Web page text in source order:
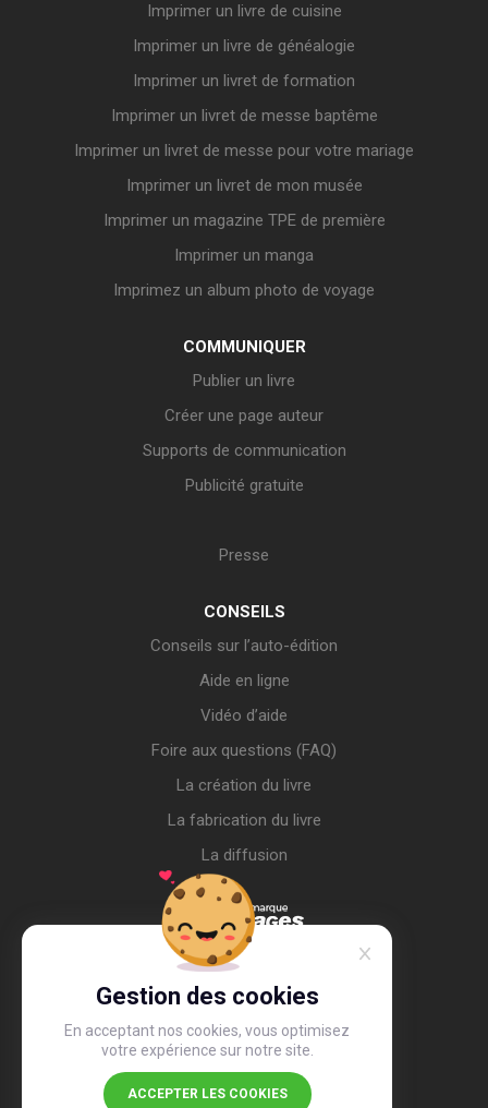
Gestion des cookies
En acceptant nos cookies, vous optimisez
votre expérience sur notre site.
ACCEPTER LES COOKIES
Imprimer un livre de cuisine
Imprimer un livre de généalogie
Imprimer un livret de formation
Imprimer un livret de messe baptême
Imprimer un livret de messe pour votre mariage
Imprimer un livret de mon musée
Imprimer un magazine TPE de première
Imprimer un manga
Imprimez un album photo de voyage
COMMUNIQUER
Publier un livre
Créer une page auteur
Supports de communication
Publicité gratuite
Presse
CONSEILS
Conseils sur l’auto-édition
Aide en ligne
Vidéo d’aide
Foire aux questions (FAQ)
La création du livre
La fabrication du livre
La diffusion